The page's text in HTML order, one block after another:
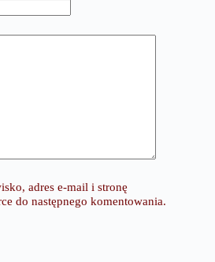
adres e-mail i stronę
do następnego komentowania.